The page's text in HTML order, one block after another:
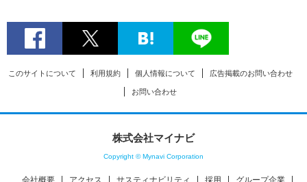
このサイトについて 利用規約 個人情報について 広告掲載のお問い合わせ
お問い合わせ
株式会社マイナビ
Copyright © Mynavi Corporation